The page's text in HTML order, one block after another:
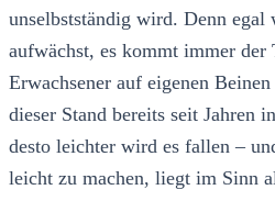
unselbstständig wird. Denn egal
aufwächst, es kommt immer der
Erwachsener auf eigenen
dieser Stand bereits seit Jahren
desto leichter wird es fallen –
leicht zu machen, liegt im Sinn